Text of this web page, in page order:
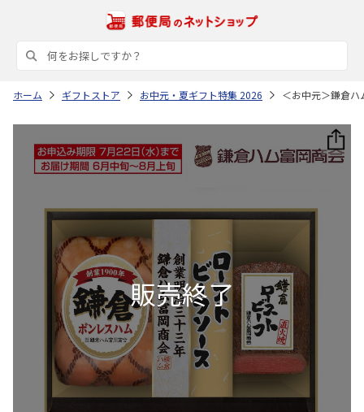
ホーム ギフトストア お中元・夏ギフト特集 2026 ＜お中元＞鎌倉